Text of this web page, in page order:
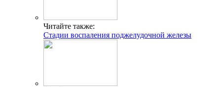
Читайте также:
Стадии воспаления поджелудочной железы